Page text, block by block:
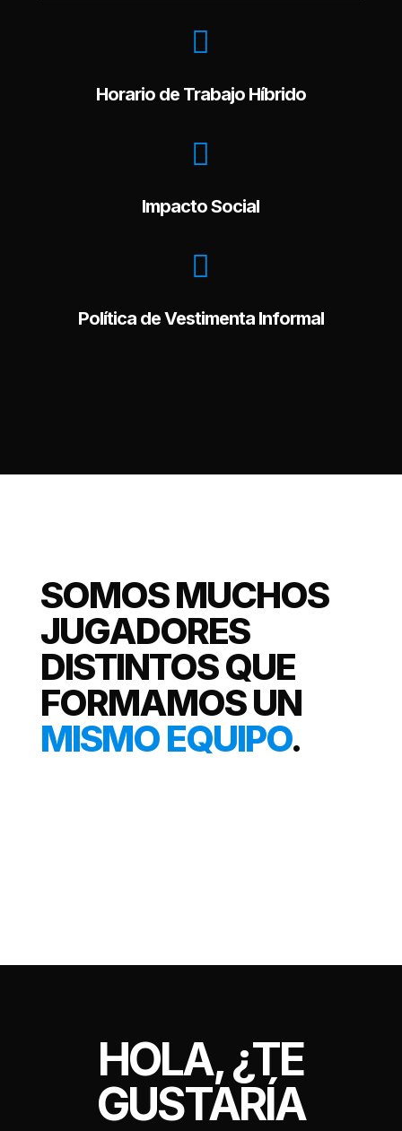

Horario de Trabajo Híbrido

Impacto Social

Política de Vestimenta Informal
SOMOS MUCHOS
JUGADORES
DISTINTOS QUE
FORMAMOS UN
MISMO EQUIPO.
HOLA, ¿TE
GUSTARÍA